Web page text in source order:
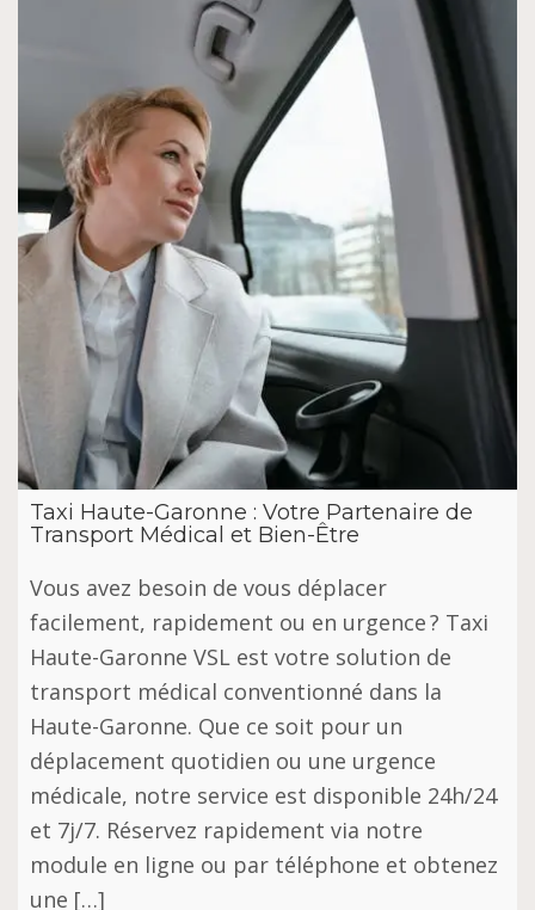
Taxi Haute-Garonne : Votre Partenaire de
Transport Médical et Bien-Être
Vous avez besoin de vous déplacer
facilement, rapidement ou en urgence ? Taxi
Haute-Garonne VSL est votre solution de
transport médical conventionné dans la
Haute-Garonne. Que ce soit pour un
déplacement quotidien ou une urgence
médicale, notre service est disponible 24h/24
et 7j/7. Réservez rapidement via notre
module en ligne ou par téléphone et obtenez
une […]